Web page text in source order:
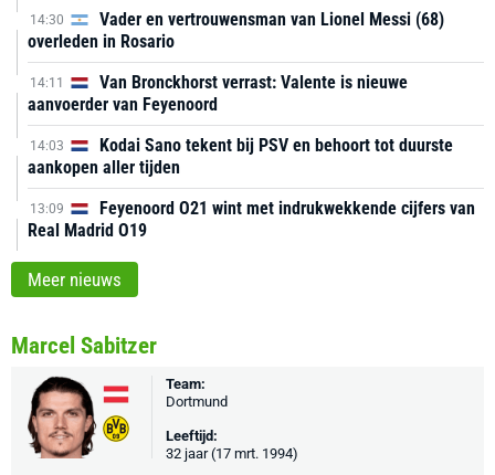
14:30
Vader en vertrouwensman van Lionel Messi (68)
overleden in Rosario
14:11
Van Bronckhorst verrast: Valente is nieuwe
aanvoerder van Feyenoord
14:03
Kodai Sano tekent bij PSV en behoort tot duurste
aankopen aller tijden
13:09
Feyenoord O21 wint met indrukwekkende cijfers van
Real Madrid O19
Meer nieuws
Marcel Sabitzer
Team:
Dortmund
Leeftijd:
32 jaar (17 mrt. 1994)